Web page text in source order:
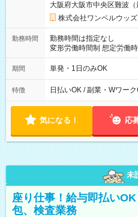
大阪府大阪市中央区難波（
株式会社ワンベルウッズ
勤務時間
勤務時間は指定なし
変形労働時間制 想定労働時間160時間/月
00～20：00
期間 単発・1日のみOK
特徴 日払いOK / 副業・Wワー
気になる！ 応
未
座り仕事！給与即払い
包、検査業務